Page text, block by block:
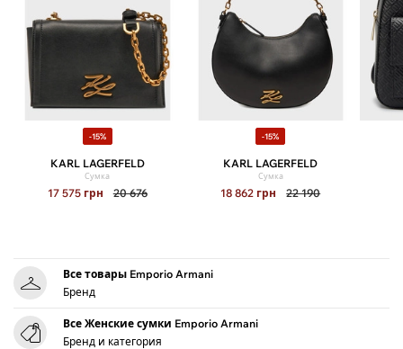
-15%
KARL LAGERFELD
Сумка
17 575 грн 20 676
-15%
KARL LAGERFELD
Сумка
18 862 грн 22 190
Все товары Emporio Armani
Бренд
Все Женские сумки Emporio Armani
Бренд и категория